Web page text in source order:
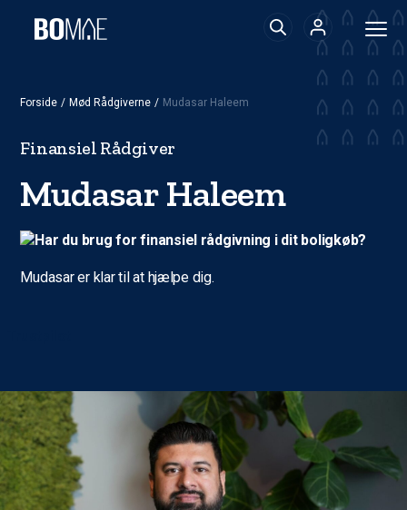
Forside / Mød Rådgiverne / Mudasar Haleem
Finansiel Rådgiver
Mudasar Haleem
Har du brug for finansiel rådgivning i dit boligkøb?
Mudasar er klar til at hjælpe dig.